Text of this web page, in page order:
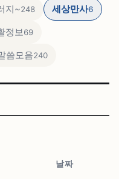
지~248 세상만사6
정보69
씀모음240
날짜